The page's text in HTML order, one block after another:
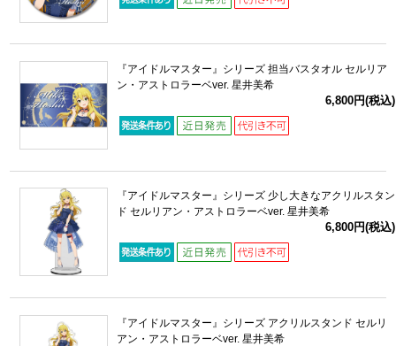
『アイドルマスター』シリーズ 担当バスタオル セルリア
ン・アストロラーベver. 星井美希
6,800円(税込)
『アイドルマスター』シリーズ 少し大きなアクリルスタン
ド セルリアン・アストロラーベver. 星井美希
6,800円(税込)
『アイドルマスター』シリーズ アクリルスタンド セルリ
アン・アストロラーベver. 星井美希